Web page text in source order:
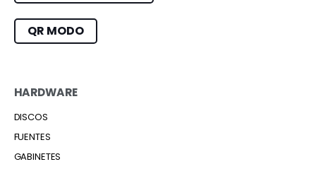
QR MODO
HARDWARE
DISCOS
FUENTES
GABINETES